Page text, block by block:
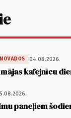
04.08.2026.
kafejnīcu
paneļiem